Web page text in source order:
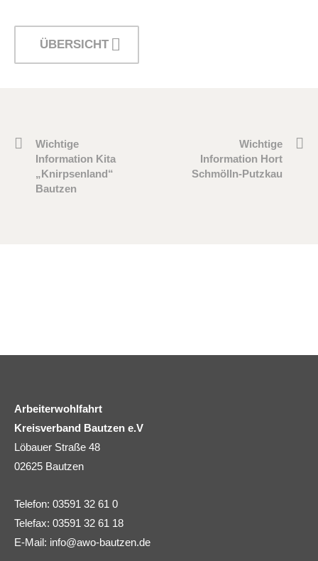
ÜBERSICHT
Wichtige
Information Kita
„Knirpsenland“
Bautzen
Wichtige
Information Hort
Schmölln-Putzkau
Arbeiterwohlfahrt
Kreisverband Bautzen e.V
Löbauer Straße 48
02625 Bautzen
Telefon: 03591 32 61 0
Telefax: 03591 32 61 18
E-Mail: info@awo-bautzen.de